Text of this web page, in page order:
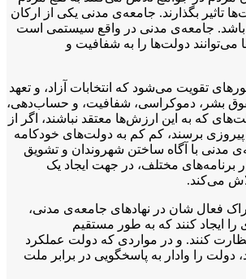
تاثیر بگذارند. جامعه‌ی مدنی یکی از ارکان
جامعه‌ی مدنی در واقع سیستمی است
دولت‌ها را به شفافیت و
تقویت می‌شود که انتخابات آزاد، و تعهد
بشر، دموکراسی، شفافیت، و حساب‌دهی،
که به این ارزش‌ها معتقد نباشند، اگر از
پیروزی برسند، کم کم به دولت‌های خودکامه
مدنی با آگاه ساختن شهروندان و تشویق
برنامه‌های مختلف، در جهت ایجاد یک
می‌کند.
فعال شان در نهادهای جامعه‌ی مدنی،
را ایجاد کنند که به طور مستقیم
کنند. و در مواردی که دولت عملکرد
دولت را وادار به پاسخگویی در برابر ملت